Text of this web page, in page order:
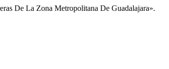
De La Zona Metropolitana De Guadalajara».